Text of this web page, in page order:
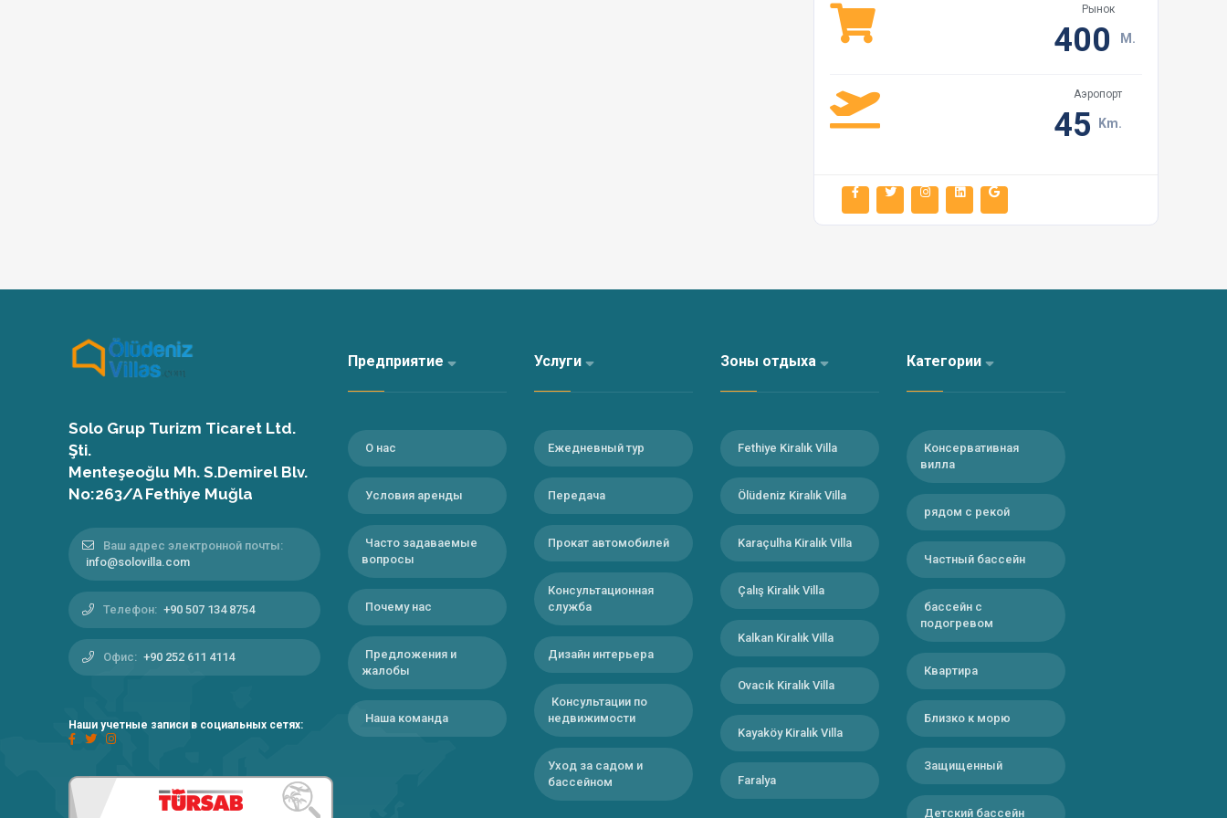
Рынок
400 M.
Аэропорт
45 Km.
Solo Grup Turizm Ticaret Ltd.
Şti.
Menteşeoğlu Mh. S.Demirel Blv.
No:263/A Fethiye Muğla
Ваш адрес электронной почты:
info@solovilla.com
Телефон: +90 507 134 8754
Офис: +90 252 611 4114
Наши учетные записи в социальных сетях:
Предприятие
О нас
Условия аренды
Часто задаваемые
вопросы
Почему нас
Предложения и
жалобы
Наша команда
Услуги
Ежедневный тур
Передача
Прокат автомобилей
Консультационная
служба
Дизайн интерьера
Консультации по
недвижимости
Уход за садом и
бассейном
Зоны отдыха
Fethiye Kiralık Villa
Ölüdeniz Kiralık Villa
Karaçulha Kiralık Villa
Çalış Kiralık Villa
Kalkan Kiralık Villa
Ovacık Kiralık Villa
Kayaköy Kiralık Villa
Faralya
Категории
Консервативная
вилла
рядом с рекой
Частный бассейн
бассейн с
подогревом
Квартира
Близко к морю
Защищенный
Детский бассейн